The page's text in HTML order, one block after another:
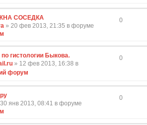
СОСЕДКА
» 20 фев 2013, 21:35 в форуме
0
гистологии Быкова.
» 12 фев 2013, 16:38 в
форум
0
янв 2013, 08:41 в форуме
0